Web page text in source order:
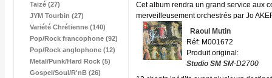
Taizé (27)
JYM Tourbin (27)
Variété Chrétienne (140)
Pop/Rock francophone (92)
Pop/Rock anglophone (12)
Metal/Punk/Hard Rock (5)
Gospel/Soul/R'nB (26)
Cet album rendra un grand service aux
merveilleusement orchestrés par Jo
Raoul Mutin
Réf: M001672
Produit original:
Studio SM SM-D2700